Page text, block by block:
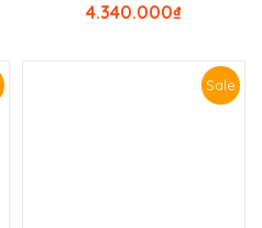
₫
4.340.000
Sale